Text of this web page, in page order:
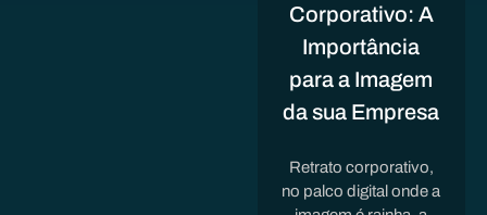
Corporativo: A
Importância
para a Imagem
da sua Empresa
Retrato corporativo,
no palco digital onde a